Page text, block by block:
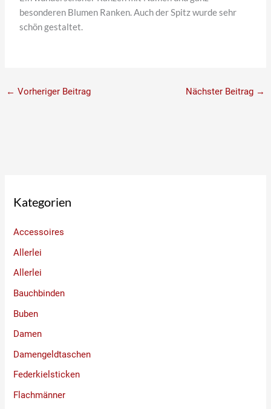
besonderen Blumen Ranken. Auch der Spitz wurde sehr
schön gestaltet.
← Vorheriger Beitrag Nächster Beitrag →
Kategorien
Accessoires
Allerlei
Allerlei
Bauchbinden
Buben
Damen
Damengeldtaschen
Federkielsticken
Flachmänner